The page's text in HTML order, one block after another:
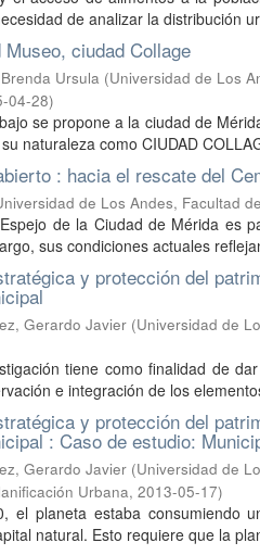
de analizar la distribución
ciudad Collage
Ursula (Universidad de Los
04-28)
se propone a la ciudad de
naturaleza como CIUDAD
: hacia el rescate del
de Los Andes, Facultad
de la Ciudad de Mérida es
sus condiciones actuales
y protección del
Gerardo Javier (Universidad de
tiene como finalidad de
e integración de los
y protección del
: Caso de estudio:
Gerardo Javier (Universidad de
Urbana, 2013-05-17)
el planeta estaba consumiendo
natural. Esto requiere que la